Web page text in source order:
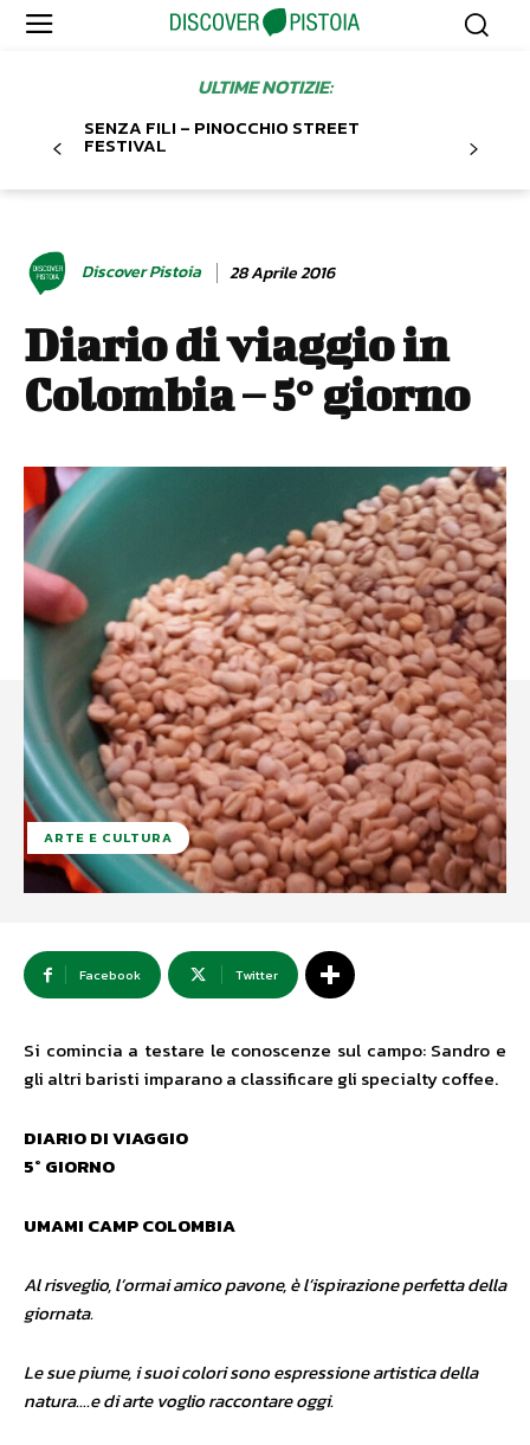
ULTIME NOTIZIE:
SENZA FILI – PINOCCHIO STREET
FESTIVAL
Discover Pistoia 28 Aprile 2016
Diario di viaggio in
Colombia – 5° giorno
ARTE E CULTURA
Facebook Twitter
Si comincia a testare le conoscenze sul campo: Sandro e
gli altri baristi imparano a classificare gli specialty coffee.
DIARIO DI VIAGGIO
5° GIORNO
UMAMI CAMP COLOMBIA
Al risveglio, l’ormai amico pavone, è l’ispirazione perfetta della
giornata.
Le sue piume, i suoi colori sono espressione artistica della
natura….e di arte voglio raccontare oggi.